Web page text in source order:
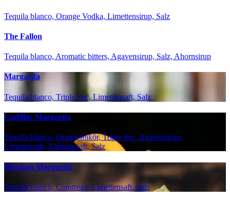
Tequila blanco, Orange Vodka, Limettensirup, Salz
The Fallon
Tequila blanco, Aromatic bitters, Agavensirup, Salz, Ahornsirup
Margarita
Tequila blanco, Triple Sec, Limettensaft, Salz
Cadillac Margarita
Tequila blanco, Orangenlikör, Triple Sec, Agavensirup,
Limettensaft, Zitronensaft, Salz
Mexican Margarita
Tequila blanco, Cointreau, Limettensaft, Salz